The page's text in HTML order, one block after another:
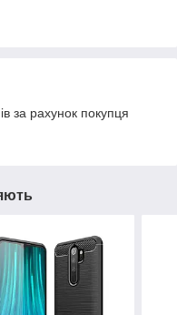
за рахунок покупця